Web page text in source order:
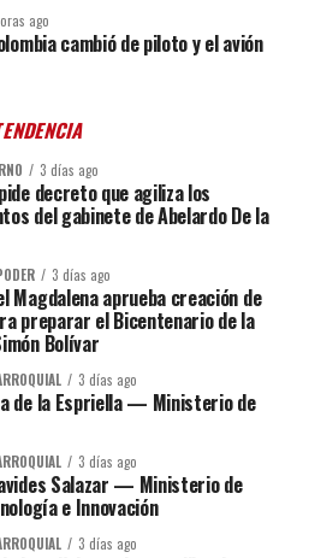
ago
cambió de piloto y el avión
3 días ago
decreto que agiliza los
del gabinete de Abelardo De la
3 días ago
Magdalena aprueba creación de
preparar el Bicentenario de la
Bolívar
3 días ago
de la Espriella — Ministerio de
3 días ago
Salazar — Ministerio de
e Innovación
3 días ago